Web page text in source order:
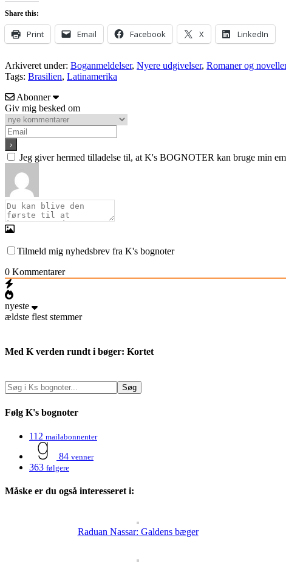
Share this:
Print Email Facebook X LinkedIn
Arkiveret under: Boganmeldelser, Nyere udgivelser, Romaner og noveller
Tags: Brasilien, Latinamerika
Abonner
Giv mig besked om
Jeg giver hermed tilladelse til, at K's BOGNOTER kan bruge min
Tilmeld mig nyhedsbrev fra K's bognoter
0 Kommentarer
nyeste
ældste flest stemmer
Med K verden rundt i bøger: Kortet
Følg K's bognoter
112 mailabonnenter
84 venner
363 følgere
Måske er du også interesseret i:
Raduan Nassar: Galdens bæger